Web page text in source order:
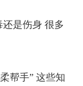
是伤身 很多
帮手” 这些知